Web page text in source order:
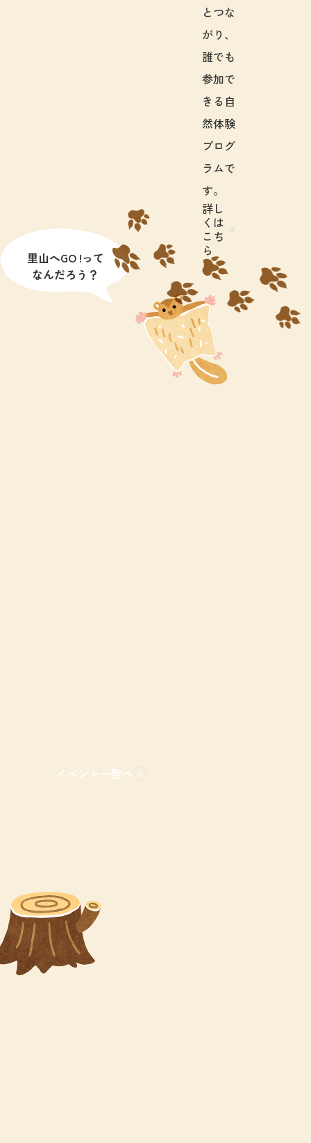
とつな
がり、
誰でも
参加で
きる自
然体験
プログ
ラムで
す。
詳し
くは
こち
ら
里山へGO !って
なんだろう？
イベント一覧へ